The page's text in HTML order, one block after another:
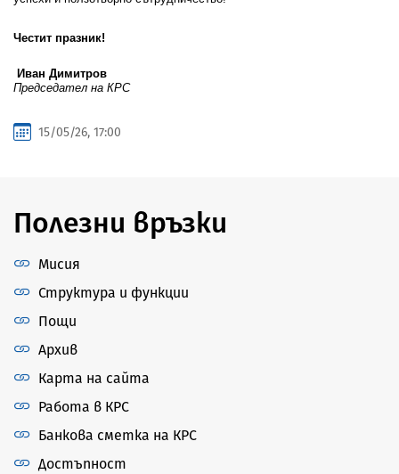
Честит празник!
Иван Димитров
Председател на КРС
15/05/26, 17:00
Полезни връзки
Мисия
Структура и функции
Пощи
Архив
Карта на сайта
Работа в КРС
Банкова сметка на КРС
Достъпност